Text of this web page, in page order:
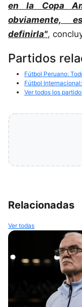
en la Copa
obviamente,
definirla",
Partidos
Fútbol Peruano:
Fútbol
Ver todos los
Relacionadas
Ver todas